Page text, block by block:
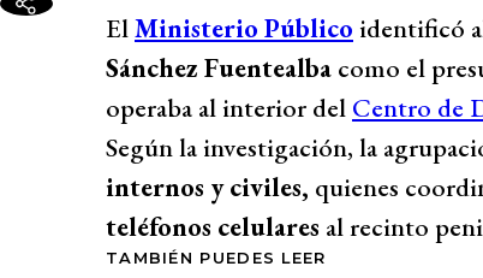
El Ministerio Público identificó al
Fuentealba como líder de una red
drogas y celulares de forma
Coquimbo señaló que Sánchez
mercancía, recibiendo hasta $600
nivel de vida incoherente con sus
en el operativo “El Dorado” tras
ElMinisterio Público identificó
Sánchez Fuentealba como el
operaba al interior del Centro de
Según la investigación, la
internos y civiles, quienes
teléfonos celulares al recinto
TAMBIÉN PUEDES LEER